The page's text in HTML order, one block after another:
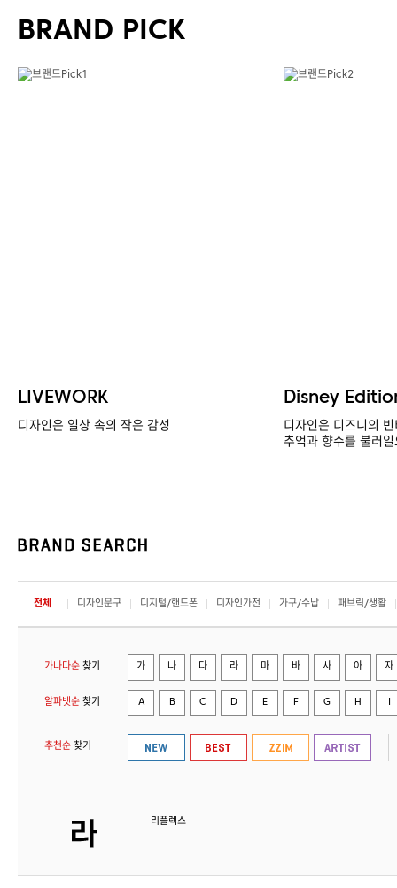
BRAND PICK
LIVEWORK
디자인은 일상 속의 작은 감성
Disney
디자인은 디즈니의
추억과 향수를 불러
전체 디자인문구 디지털/핸드폰 디자인가전 가구/수납 패브릭/생활
가나다순 찾기 가 나 다 라 마 바 사 아 자
알파벳순 찾기 A B C D E F G H
추천순 찾기
리플렉스